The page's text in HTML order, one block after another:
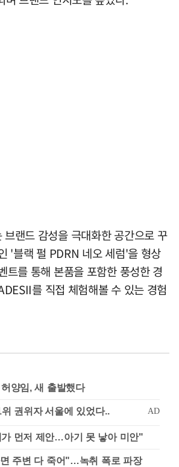
브랜드 감성을 극대화한 공간으로 꾸
'블랙 펄 PDRN 네오 세럼'을 형상
트를 통해 본품을 포함한 풍성한 경
를 직접 체험해볼 수 있는 경험
양임, 새 출발했다
먼저 제안…아기 못 낳아 미안"
주변 다 죽어"…녹취 폭로 파장